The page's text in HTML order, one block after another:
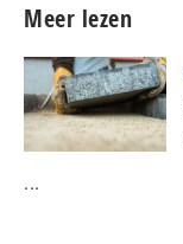
Meer lezen
...